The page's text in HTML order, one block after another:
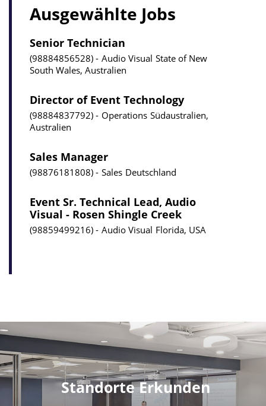
Ausgewählte Jobs
Senior Technician
98884856528 Audio Visual State of New
South Wales, Australien
Director of Event Technology
98884837792 Operations Südaustralien,
Australien
Sales Manager
98876181808 Sales Deutschland
Event Sr. Technical Lead, Audio
Visual - Rosen Shingle Creek
98859499216 Audio Visual Florida, USA
Standorte Erkunden